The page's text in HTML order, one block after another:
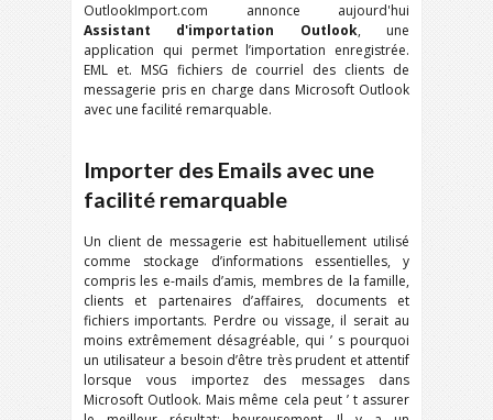
OutlookImport.com annonce aujourd'hui
Assistant d'importation Outlook, une
application qui permet l’importation enregistrée.
EML et. MSG fichiers de courriel des clients de
messagerie pris en charge dans Microsoft Outlook
avec une facilité remarquable.
Importer des Emails avec une
facilité remarquable
Un client de messagerie est habituellement utilisé
comme stockage d’informations essentielles, y
compris les e-mails d’amis, membres de la famille,
clients et partenaires d’affaires, documents et
fichiers importants. Perdre ou vissage, il serait au
moins extrêmement désagréable, qui ’ s pourquoi
un utilisateur a besoin d’être très prudent et attentif
lorsque vous importez des messages dans
Microsoft Outlook. Mais même cela peut ’ t assurer